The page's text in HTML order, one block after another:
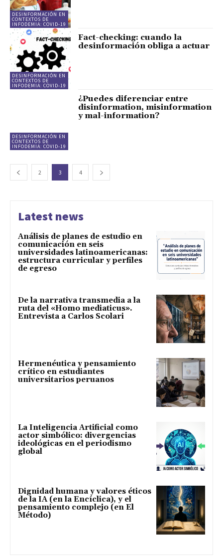
DESINFORMACIÓN EN
CONTEXTOS DE
INFODEMIA: COVID-19
DESINFORMACIÓN EN
CONTEXTOS DE
INFODEMIA: COVID-19
Fact-checking: cuando la
desinformación obliga a actuar
DESINFORMACIÓN EN
CONTEXTOS DE
INFODEMIA: COVID-19
¿Puedes diferenciar entre
disinformation, misinformation
y mal-information?
2 3 4
Latest news
Análisis de planes de estudio en
comunicación en seis
universidades latinoamericanas:
estructura curricular y perfiles
de egreso
De la narrativa transmedia a la
ruta del «Homo mediaticus».
Entrevista a Carlos Scolari
Hermenéutica y pensamiento
crítico en estudiantes
universitarios peruanos
La Inteligencia Artificial como
actor simbólico: divergencias
ideológicas en el periodismo
global
Dignidad humana y valores éticos
de la IA (en la Encíclica), y el
pensamiento complejo (en El
Método)